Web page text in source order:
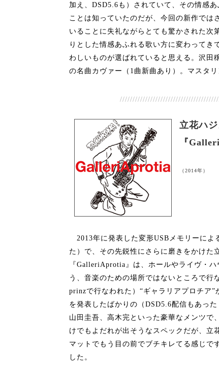
加え、DSD5.6も）されていて、その情感
ことは知っていたのだが、今回の新作では
いることに失礼ながらとても驚かされた次
りとした情感あふれる歌い方に変わってき
わしいものが選ばれていると思える。沢田
の名曲カヴァー（1曲新曲あり）。マスタ
立花ハジ
『
（2014年）
2013年に発表した変形USBメモリーによ
た）で、その先鋭性にさらに磨きをかけた
『GalleriAprotia』は、ホールやライヴ・
う、音楽のための場所ではないところで行
prinzで行なわれた）“ギャラリアプロチア
を発表したばかりの（DSD5.6配信もあっ
山田圭吾、高木完といった豪華なメンツ
けでもよだれが出そうなスペックだが、立
マットでもう目の前でブチキレてる感じで
した。